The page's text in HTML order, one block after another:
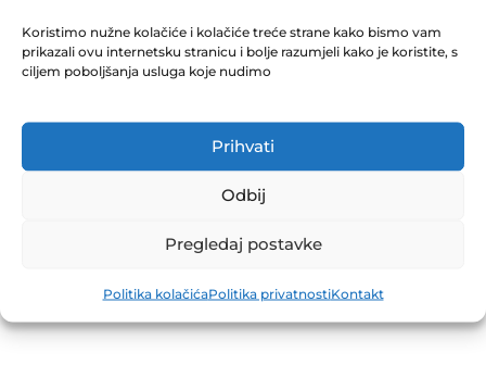
Koristimo nužne kolačiće i kolačiće treće strane kako bismo vam
prikazali ovu internetsku stranicu i bolje razumjeli kako je koristite, s
ciljem poboljšanja usluga koje nudimo
Prihvati
Odbij
Pregledaj postavke
Politika kolačićaPolitika privatnostiKontakt